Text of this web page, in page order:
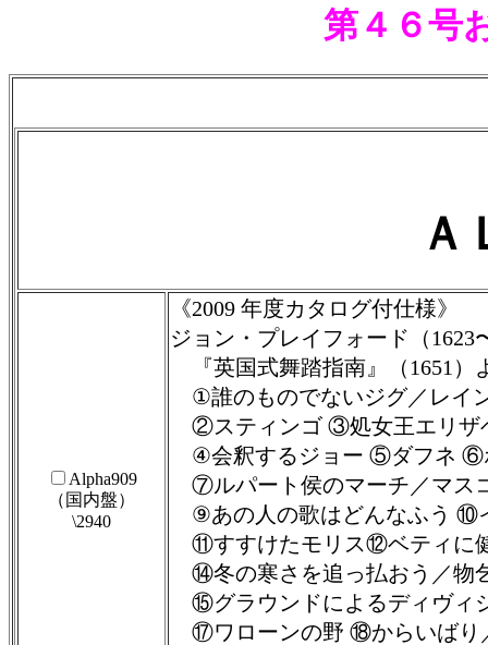
第４６号
Ａ
Alpha909
（国内盤）
\2940
《2009 年度カタログ付仕様》
ジョン・プレイフォード（1623
『英国式舞踏指南』（1651）
①誰のものでないジグ／レイ
②スティンゴ ③処女王エリザ
④会釈するジョー ⑤ダフネ ⑥
⑦ルパート侯のマーチ／マス
⑨あの人の歌はどんなふう ⑩
⑪すすけたモリス⑫ベティに
⑭冬の寒さを追っ払おう／物
⑮グラウンドによるディヴィ
⑰ワローンの野 ⑱からいばり